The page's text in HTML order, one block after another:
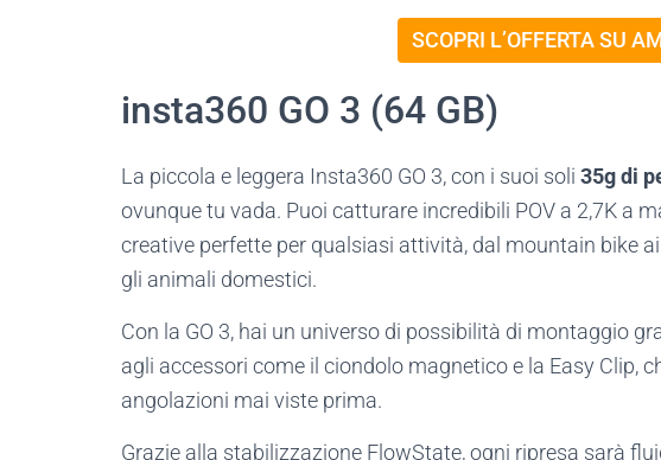
SCOPRI L’OFFERTA SU
insta360 GO 3 (64 GB)
La piccola e leggera Insta360 GO 3, con i suoi soli 35g di
ovunque tu vada. Puoi catturare incredibili POV a 2,7K a
creative perfette per qualsiasi attività, dal mountain bike
gli animali domestici.
Con la GO 3, hai un universo di possibilità di montaggio
agli accessori come il ciondolo magnetico e la Easy Clip,
angolazioni mai viste prima.
Grazie alla stabilizzazione FlowState, ogni ripresa sarà